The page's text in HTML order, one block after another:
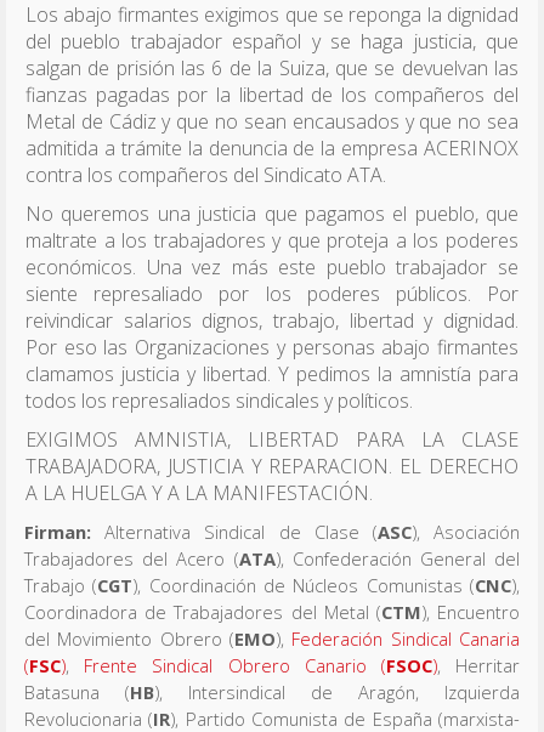
Los abajo firmantes exigimos que se reponga la dignidad
del pueblo trabajador español y se haga justicia, que
salgan de prisión las 6 de la Suiza, que se devuelvan las
fianzas pagadas por la libertad de los compañeros del
Metal de Cádiz y que no sean encausados y que no sea
admitida a trámite la denuncia de la empresa ACERINOX
contra los compañeros del Sindicato ATA.
No queremos una justicia que pagamos el pueblo, que
maltrate a los trabajadores y que proteja a los poderes
económicos. Una vez más este pueblo trabajador se
siente represaliado por los poderes públicos. Por
reivindicar salarios dignos, trabajo, libertad y dignidad.
Por eso las Organizaciones y personas abajo firmantes
clamamos justicia y libertad. Y pedimos la amnistía para
todos los represaliados sindicales y políticos.
EXIGIMOS AMNISTIA, LIBERTAD PARA LA CLASE
TRABAJADORA, JUSTICIA Y REPARACION. EL DERECHO
A LA HUELGA Y A LA MANIFESTACIÓN.
Firman:Alternativa Sindical de Clase (ASC), Asociación
Trabajadores del Acero (ATA), Confederación General del
Trabajo (CGT), Coordinación de Núcleos Comunistas (CNC),
Coordinadora de Trabajadores del Metal (CTM), Encuentro
del Movimiento Obrero (EMO), Federación Sindical Canaria
(FSC), Frente Sindical Obrero Canario (FSOC), Herritar
Batasuna (HB), Intersindical de Aragón, Izquierda
Revolucionaria (IR), Partido Comunista de España (marxista-